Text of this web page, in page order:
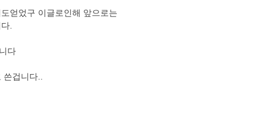
얻었구 이글로인해 앞으로는
.
다
겁니다..